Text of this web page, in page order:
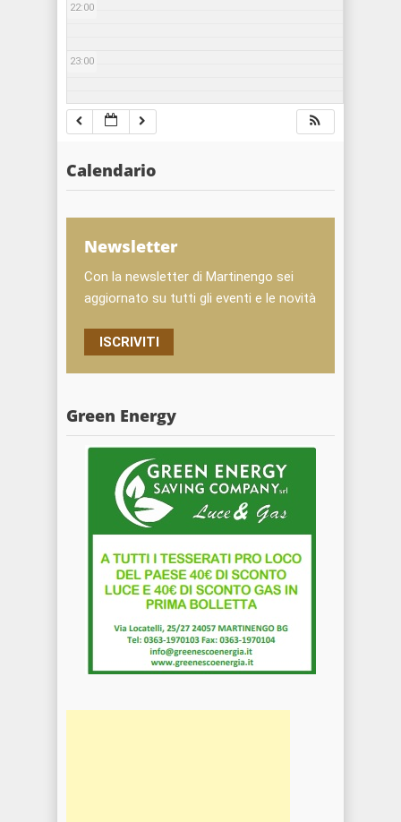
22:00
23:00
Calendario
Newsletter
Con la newsletter di Martinengo sei
aggiornato su tutti gli eventi e le novità
ISCRIVITI
Green Energy